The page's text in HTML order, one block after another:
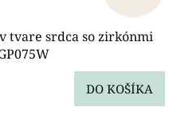
tvare srdca so zirkónmi
DO KOŠÍKA